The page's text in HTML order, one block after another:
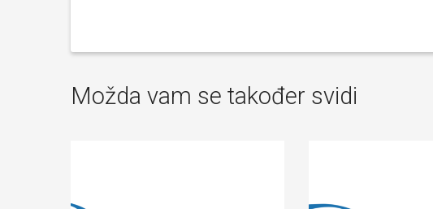
Možda vam se također svidi